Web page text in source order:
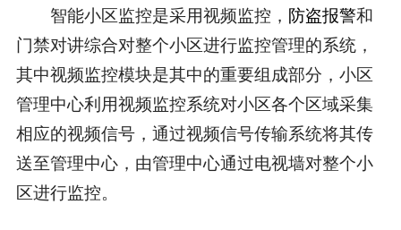
智能小区监控是采用视频监控， 防盗报警和
门禁对讲综合对整个小区进行监控管理的系统，
其中视频监控模块是其中的重要组成部分，小区
管理中心利用视频监控系统对小区各个区域采集
相应的视频信号，通过视频信号传输系统将其传
送至管理中心，由管理中心通过电视墙对整个小
区进行监控。